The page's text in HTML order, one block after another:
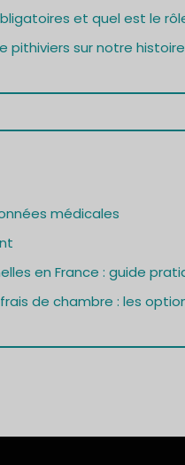
et quel est le
pithiviers sur notre
médicales
en France : guide
de chambre : les